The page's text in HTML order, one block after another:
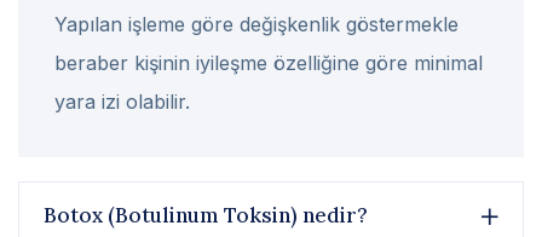
Yapılan işleme göre değişkenlik göstermekle
beraber kişinin iyileşme özelliğine göre minimal
yara izi olabilir.
Botox (Botulinum Toksin) nedir?